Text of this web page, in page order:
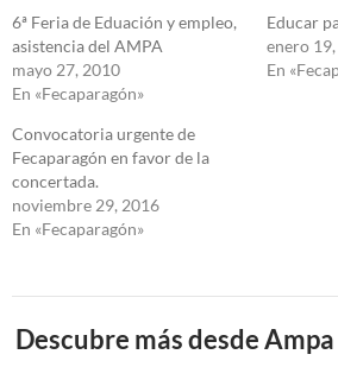
6ª Feria de Eduación y empleo,
asistencia del AMPA
mayo 27, 2010
En «Fecaparagón»
Educar
enero
En
Convocatoria urgente de
Fecaparagón en favor de la
concertada.
noviembre 29, 2016
En «Fecaparagón»
Descubre más desde